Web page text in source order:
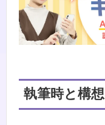
執筆時と構